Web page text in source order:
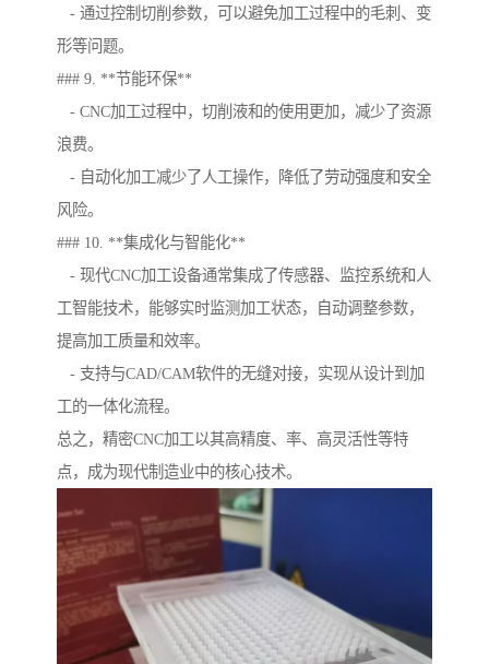
- 通过控制切削参数，可以避免加工过程中的毛刺、变
形等问题。
### 9. **节能环保**
- CNC加工过程中，切削液和的使用更加，减少了资源
浪费。
- 自动化加工减少了人工操作，降低了劳动强度和安全
风险。
### 10. **集成化与智能化**
- 现代CNC加工设备通常集成了传感器、监控系统和人
工智能技术，能够实时监测加工状态，自动调整参数，
提高加工质量和效率。
- 支持与CAD/CAM软件的无缝对接，实现从设计到加
工的一体化流程。
总之，精密CNC加工以其高精度、率、高灵活性等特
点，成为现代制造业中的核心技术。